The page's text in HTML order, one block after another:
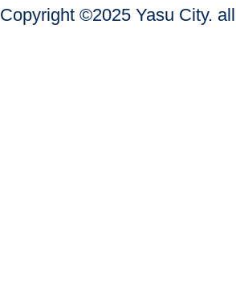
Copyright ©2025 Yasu City.